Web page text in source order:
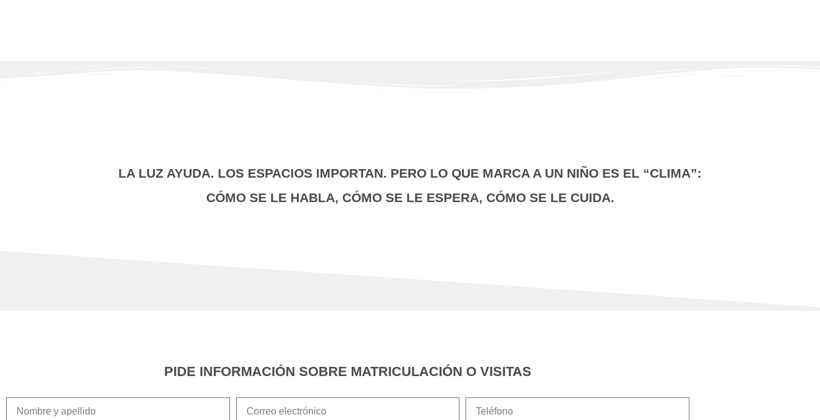
LA LUZ AYUDA. LOS ESPACIOS IMPORTAN. PERO LO QUE MARCA A UN NIÑO ES EL “CLIMA”:
CÓMO SE LE HABLA, CÓMO SE LE ESPERA, CÓMO SE LE CUIDA.
PIDE INFORMACIÓN SOBRE MATRICULACIÓN O VISITAS